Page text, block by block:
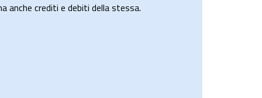
anche crediti e debiti della stessa.